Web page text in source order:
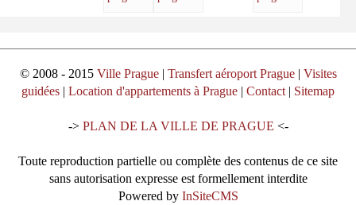
© 2008 - 2015 Ville Prague| Transfert aéroport Prague| Visites
guidées | Location d'appartements à Prague | Contact | Sitemap
-> PLAN DE LA VILLE DE PRAGUE <-
Toute reproduction partielle ou complète des contenus de ce site
sans autorisation expresse est formellement interdite
Powered by InSiteCMS